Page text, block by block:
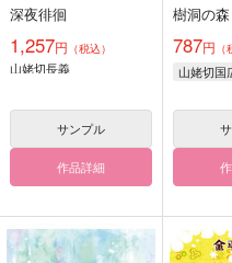
深夜徘徊
1,257円 （税込）
山姥切長義
サンプル
作品詳細
樹洞の森
787円 （
山姥切国